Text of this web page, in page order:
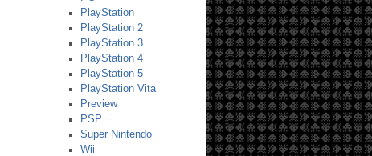
PlayStation
PlayStation 2
PlayStation 3
PlayStation 4
PlayStation 5
PlayStation Vita
Preview
PSP
Super Nintendo
Wii